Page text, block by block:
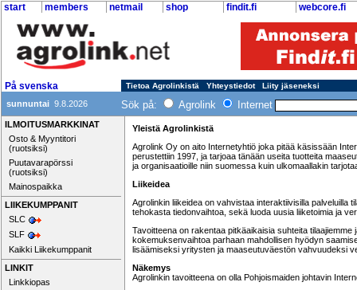
start members netmail shop findit.fi webcore.fi
På svenska Tietoa Agrolinkistä Yhteystiedot Liity jäseneksi
sunnuntai 9.8.2026 Sök på: Agrolink Internet
ILMOITUSMARKKINAT
Osto & Myyntitori
(ruotsiksi)
Puutavarapörssi
(ruotsiksi)
Mainospaikka
LIIKEKUMPPANIT
SLC
SLF
Kaikki Liikekumppanit
LINKIT
Linkkiopas
Yleistä Agrolinkistä
Agrolink Oy on aito Internetyhtiö joka pitää käsissään
perustettiin 1997, ja tarjoaa tänään useita tuotteita
ja organisaatioille niin suomessa kuin ulkomaallakin
Liikeidea
Agrolinkin liikeidea on vahvistaa interaktiivisilla palveluilla
tehokasta tiedonvaihtoa, sekä luoda uusia liiketoimia ja
Tavoitteena on rakentaa pitkäaikaisia suhteita
kokemuksenvaihtoa parhaan mahdollisen hyödyn
lisäämiseksi yritysten ja maaseutuväestön vahvuudeksi
Näkemys
Agrolinkin tavoitteena on olla Pohjoismaiden johtavin